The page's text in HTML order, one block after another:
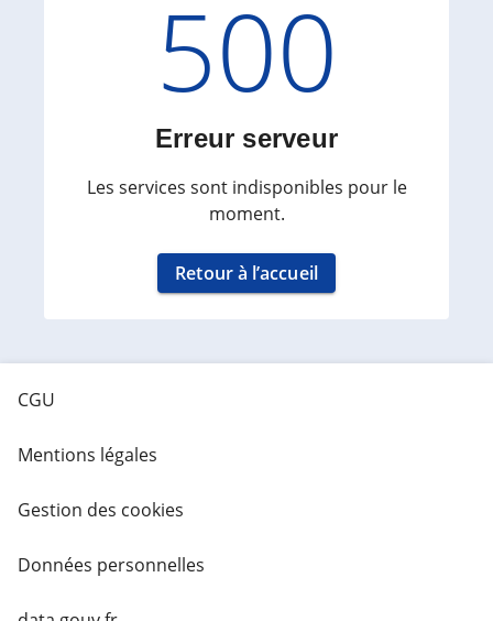
Code
500
Erreur serveur
Les services sont indisponibles pour le
moment.
Retour à l’accueil
CGU
Mentions légales
Gestion des cookies
Données personnelles